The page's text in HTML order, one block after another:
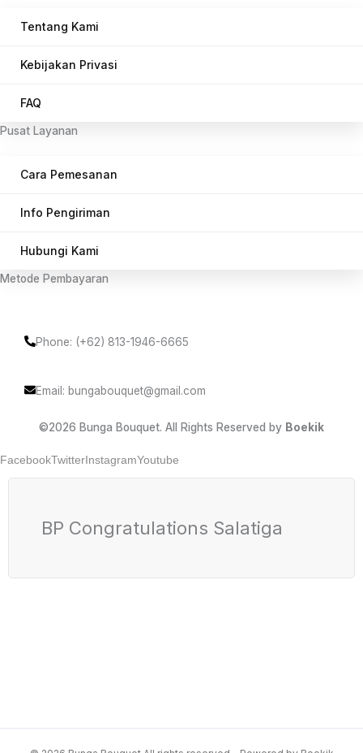
Tentang Kami
Kebijakan Privasi
FAQ
Pusat Layanan
Cara Pemesanan
Info Pengiriman
Hubungi Kami
Metode Pembayaran
Phone: (+62) 813-1946-6665
Email: bungabouquet@gmail.com
©2026 Bunga Bouquet. All Rights Reserved by Boekik
FacebookTwitterInstagramYoutube
BP Congratulations Salatiga